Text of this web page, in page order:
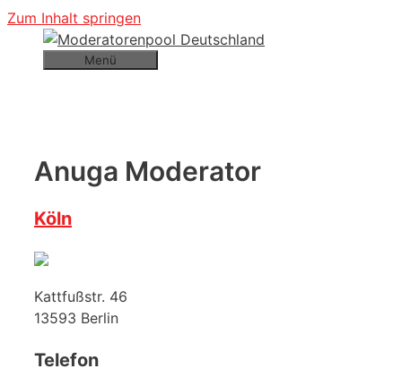
Zum Inhalt springen
Menü
Anuga Moderator
Köln
Kattfußstr. 46
13593 Berlin
Telefon